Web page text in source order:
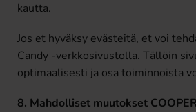
kautta.
Jos et hyväksy evästeitä, et voi
Candy -verkkosivustolla. Tällöin
optimaalisesti ja osa toiminnoista
8. Mahdolliset muutokset